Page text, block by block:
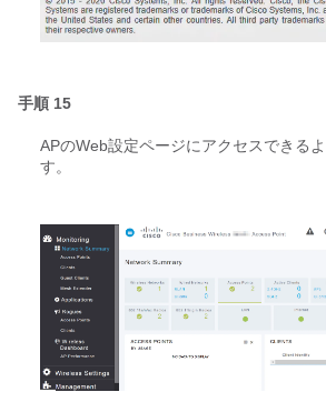
手順 15
APのWeb設定ページにアクセスできる
す。